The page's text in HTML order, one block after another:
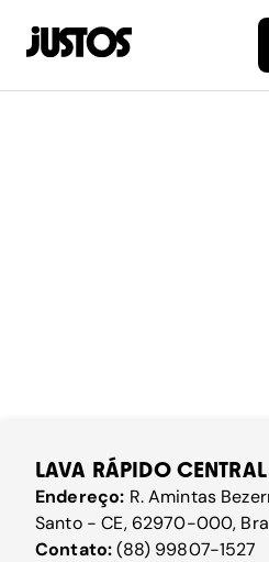
LAVA RÁPIDO CENTRAL
Endereço: R. Amintas
Santo - CE, 62970-000,
Contato:(88) 99807-1527